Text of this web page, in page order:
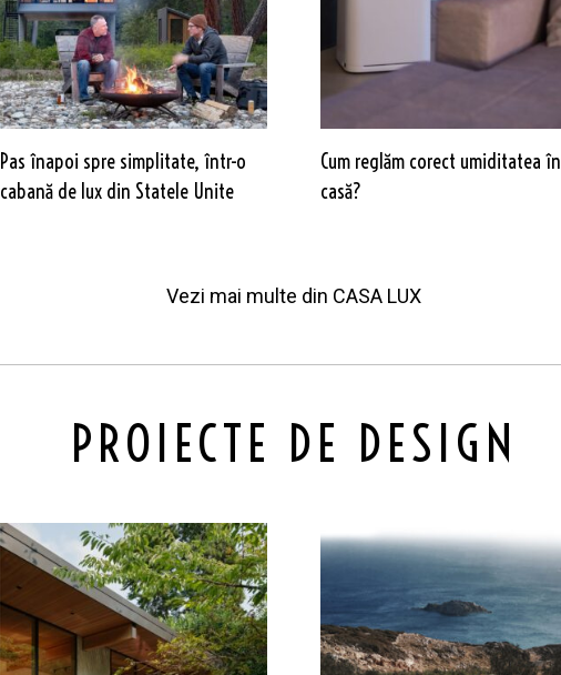
Pas înapoi spre simplitate, într-o
cabană de lux din Statele Unite
Cum reglăm corect umiditatea în
casă?
Vezi mai multe din CASA LUX
PROIECTE DE DESIGN